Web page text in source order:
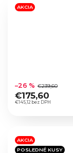
hviezdičiek.
AKCIA
hodnotenie
produktu
je
hviezdičiek.
€145,12 bez DPH
–26 % €239,60
€175,60
AKCIA
POSLEDNÉ KUSY